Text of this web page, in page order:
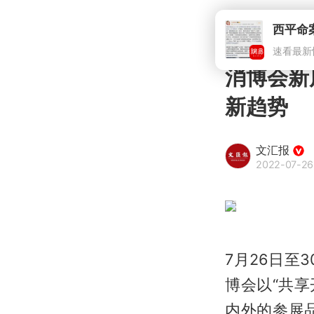
西平命
速看最
消博会
新趋势
文汇报
2022-07-26
7月26日至
博会以“共
内外的参展